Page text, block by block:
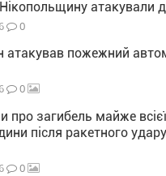
атакували
0
атакував пожежний
0
про загибель майже всієї
після ракетного
0